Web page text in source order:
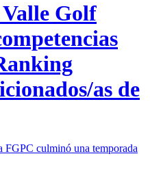
Golf
as de